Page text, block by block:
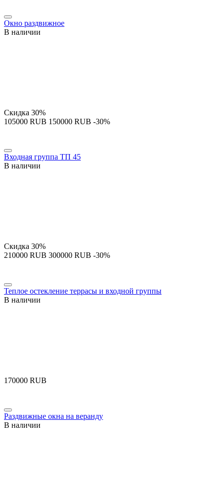
Окно раздвижное
В наличии
Скидка 30%
‍105000‍ RUB ‍150000‍ RUB -30%
Входная группа ТП 45
В наличии
Скидка 30%
‍210000‍ RUB ‍300000‍ RUB -30%
Теплое остекление террасы и входной группы
В наличии
‍170000‍ RUB
Раздвижные окна на веранду
В наличии